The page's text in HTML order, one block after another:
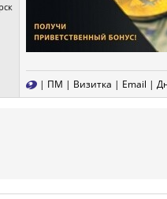
| ПМ | Визитка | Email |